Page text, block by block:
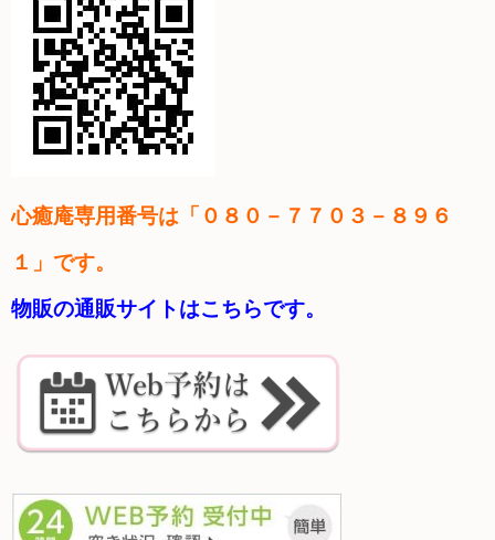
心癒庵専用番号は「０８０－７７０３－８９６
１」です。
物販の通販サイトはこちらです。